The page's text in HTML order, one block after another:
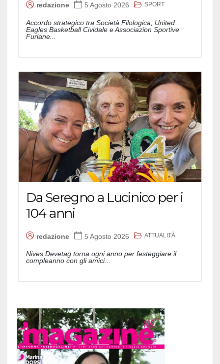
redazione 5 Agosto 2026 SPORT
Accordo strategico tra Società Filologica, United
Eagles Basketball Cividale e Associazion Sportive
Furlane...
Da Seregno a Lucinico per i
104 anni
redazione 5 Agosto 2026 ATTUALITÀ
Nives Devetag torna ogni anno per festeggiare il
compleanno con gli amici...